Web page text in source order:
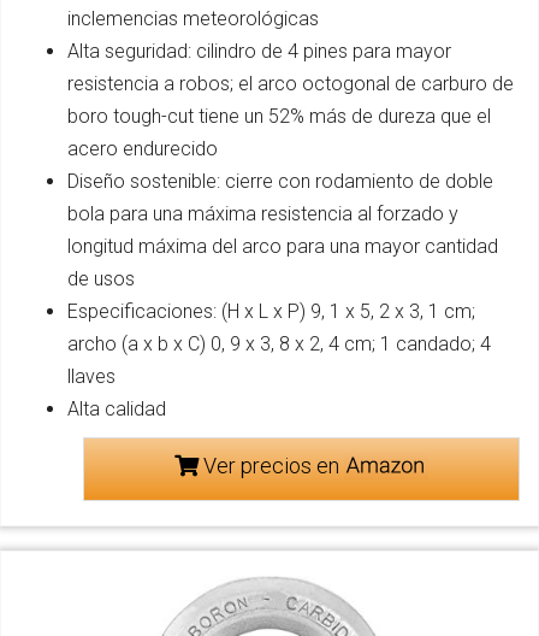
inclemencias meteorológicas
Alta seguridad: cilindro de 4 pines para mayor
resistencia a robos; el arco octogonal de carburo de
boro tough-cut tiene un 52% más de dureza que el
acero endurecido
Diseño sostenible: cierre con rodamiento de doble
bola para una máxima resistencia al forzado y
longitud máxima del arco para una mayor cantidad
de usos
Especificaciones: (H x L x P) 9, 1 x 5, 2 x 3, 1 cm;
archo (a x b x C) 0, 9 x 3, 8 x 2, 4 cm; 1 candado; 4
llaves
Alta calidad
Ver precios en